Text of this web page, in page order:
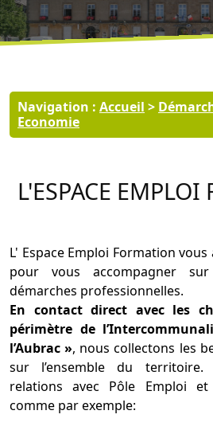
Navigation : Accueil >
Economie
L'ESPACE
L' Espace Emploi Formation
pour vous accompagner
démarches professionnelles.
En contact direct avec les
périmètre de
l’Aubrac », nous collectons les
sur l’ensemble du territoire.
relations avec Pôle Emploi
comme par exemple: